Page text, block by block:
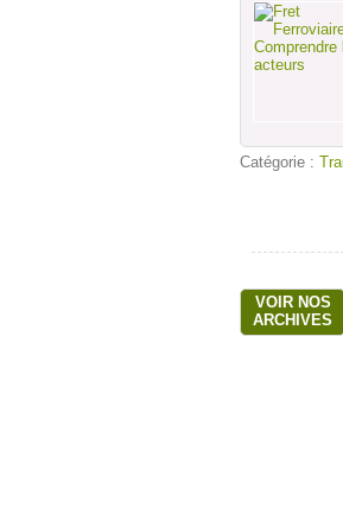
Catégorie :
VOIR NOS
ARCHIVES